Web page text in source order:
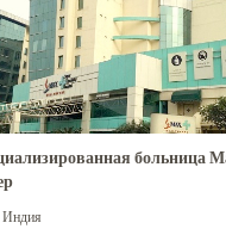
больница
Индия